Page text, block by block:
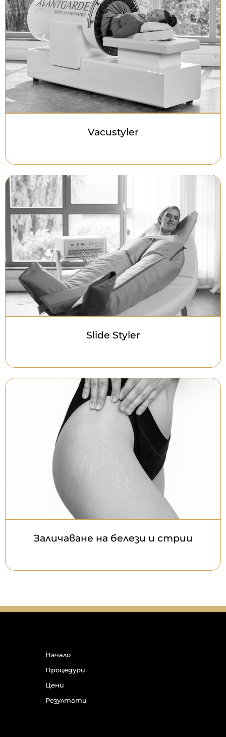
Vacustyler
Slide Styler
Заличаване на белези и стрии
Начало
Процедури
Цени
Резултати